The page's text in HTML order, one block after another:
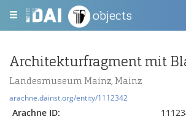
objects
Architekturfragment mit
Landesmuseum Mainz, Mainz
arachne.dainst.org/entity/1112342
Arachne ID: